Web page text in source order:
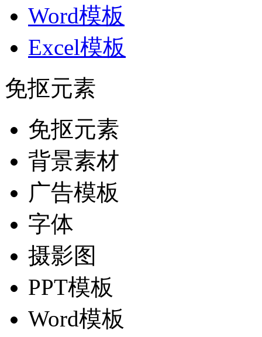
Word模板
Excel模板
免抠元素
免抠元素
背景素材
广告模板
字体
摄影图
PPT模板
Word模板